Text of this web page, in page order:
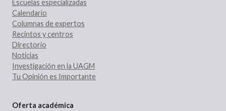
Escuelas especializadas
Calendario
Columnas de expertos
Recintos y centros
Directorio
Noticias
Investigación en la UAGM
Tu Opinión es Importante
Oferta académica